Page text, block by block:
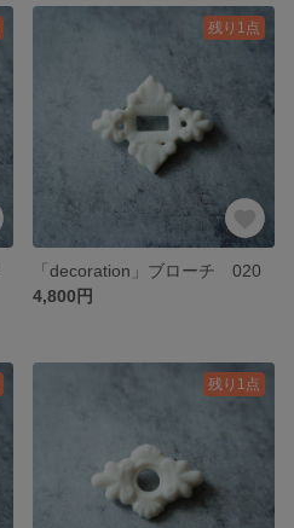
残り1点
「decoration」ブローチ 020
4,800円
残り1点